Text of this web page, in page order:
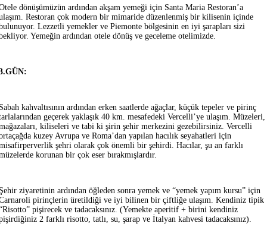
dönüşümüzün ardından akşam yemeği için Santa Maria Restoran’a
Restoran çok modern bir mimaride düzenlenmiş bir kilisenin içinde
Lezzetli yemekler ve Piemonte bölgesinin en iyi şarapları sizi
Yemeğin ardından otele dönüş ve geceleme otelimizde.
kahvaltısının ardından erken saatlerde ağaçlar, küçük tepeler ve pirinç
geçerek yaklaşık 40 km. mesafedeki Vercelli’ye ulaşım. Müzeleri,
kiliseleri ve tabi ki şirin şehir merkezini gezebilirsiniz. Vercelli
kuzey Avrupa ve Roma’dan yapılan hacılık seyahatleri için
şehri olarak çok önemli bir şehirdi. Hacılar, şu an farklı
korunan bir çok eser bırakmışlardır.
ziyaretinin ardından öğleden sonra yemek ve “yemek yapım kursu” için
pirinçlerin üretildiği ve iyi bilinen bir çiftliğe ulaşım. Kendiniz tipik
pişirecek ve tadacaksınız. (Yemekte aperitif + birini kendiniz
2 farklı risotto, tatlı, su, şarap ve İtalyan kahvesi tadacaksınız).